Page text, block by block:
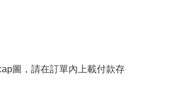
圖，請在訂單內上載付款存